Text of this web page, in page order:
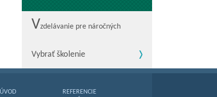
Vzdelávanie pre náročných
Vybrať školenie
ÚVOD
REFERENCIE